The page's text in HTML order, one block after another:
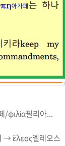
/φιλία필리아...
→ἔλεος엘레오스